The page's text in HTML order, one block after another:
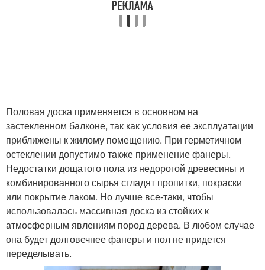
Половая доска применяется в основном на
застекленном балконе, так как условия ее эксплуатации
приближены к жилому помещению. При герметичном
остеклении допустимо также применение фанеры.
Недостатки дощатого пола из недорогой древесины и
комбинированного сырья сгладят пропитки, покраски
или покрытие лаком. Но лучше все-таки, чтобы
использовалась массивная доска из стойких к
атмосферным явлениям пород дерева. В любом случае
она будет долговечнее фанеры и пол не придется
переделывать.